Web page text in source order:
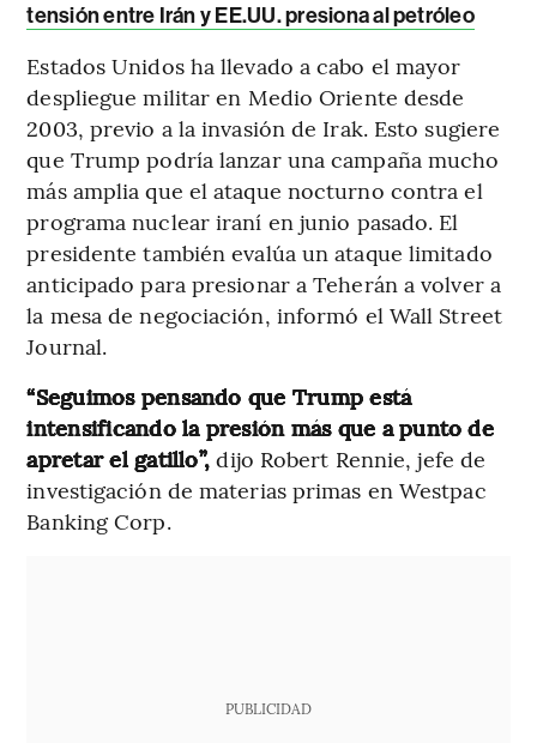
tensión entre Irán y EE.UU. presiona al petróleo
Estados Unidos ha llevado a cabo el mayor
despliegue militar en Medio Oriente desde
2003, previo a la invasión de Irak. Esto sugiere
que Trump podría lanzar una campaña mucho
más amplia que el ataque nocturno contra el
programa nuclear iraní en junio pasado. El
presidente también evalúa un ataque limitado
anticipado para presionar a Teherán a volver a
la mesa de negociación, informó el Wall Street
Journal.
“Seguimos pensando que Trump está
intensificando la presión más que a punto de
apretar el gatillo”,dijo Robert Rennie, jefe de
investigación de materias primas en Westpac
Banking Corp.
PUBLICIDAD